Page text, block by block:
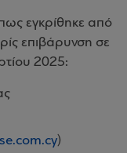
εγκρίθηκε από
επιβάρυνση σε
2025:
)